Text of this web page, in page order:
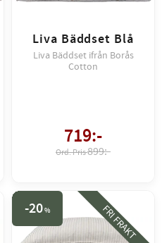
Liva Bäddset Blå
Liva Bäddset ifrån Borås
Cotton
719:-
899:-
20% FRI FRAKT